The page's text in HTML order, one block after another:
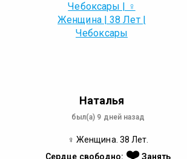
Наталья
был(а) 9 дней назад
♀ Женщина. 38 Лет.
Сердце свободно: ❤️Занять